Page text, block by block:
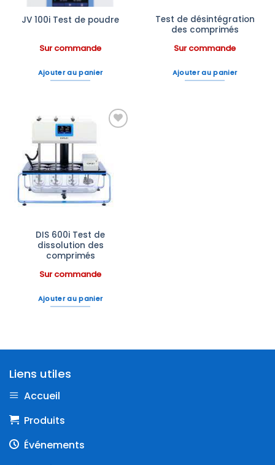
JV 100i Test de poudre
Sur commande
Ajouter au panier
Test de désintégration
des comprimés
Sur commande
Ajouter au panier
Ajouter
à la liste
d’envies
DIS 600i Test de
dissolution des
comprimés
Sur commande
Ajouter au panier
Liens utiles
Accueil
Produits
Événements